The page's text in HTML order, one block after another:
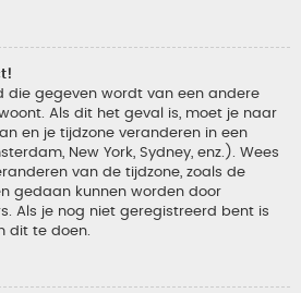
die gegeven wordt van een andere
Als dit het geval is, moet je naar
en je tijdzone veranderen in een
New York, Sydney, enz.). Wees
van de tijdzone, zoals de
gedaan kunnen worden door
Als je nog niet geregistreerd bent is
dit te doen.